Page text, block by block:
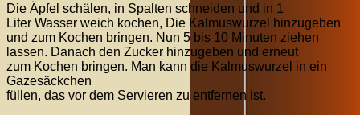
Die Äpfel schälen, in Spalten schneiden und in 1
Liter Wasser weich kochen, Die Kalmuswurzel hinzugeben
und zum Kochen bringen. Nun 5 bis 10 Minuten ziehen
lassen. Danach den Zucker hinzugeben und erneut
zum Kochen bringen. Man kann die Kalmuswurzel in ein
Gazesäckchen
füllen, das vor dem Servieren zu entfernen ist.